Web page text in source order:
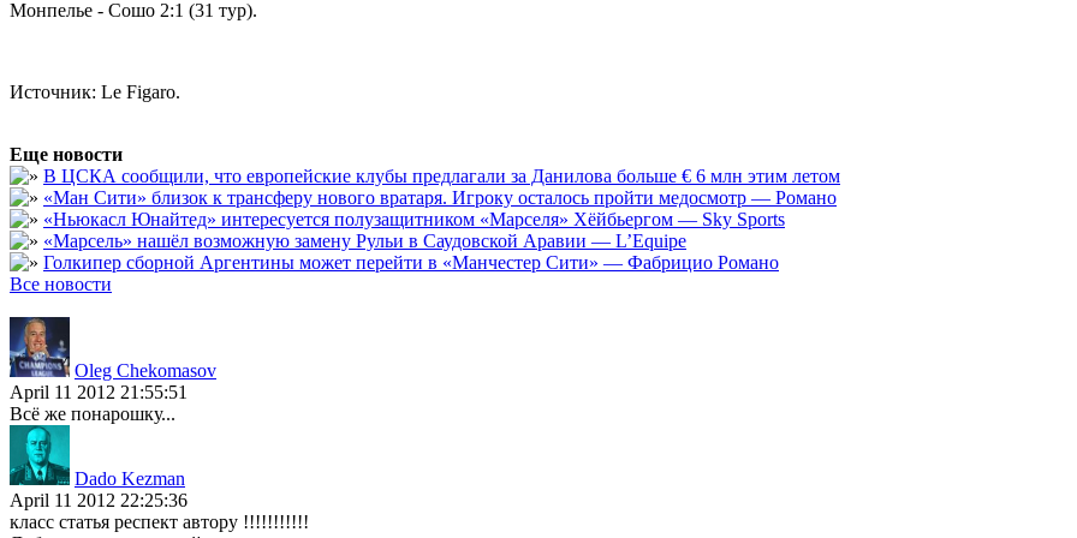
Монпелье - Сошо 2:1 (31 тур).
Источник: Le Figaro.
Еще новости
В ЦСКА сообщили, что европейские клубы предлагали за Данилова больше € 6 млн этим летом
«Ман Сити» близок к трансферу нового вратаря. Игроку осталось пройти медосмотр — Романо
«Ньюкасл Юнайтед» интересуется полузащитником «Марселя» Хёйбьергом — Sky Sports
«Марсель» нашёл возможную замену Рульи в Саудовской Аравии — L’Equipe
Голкипер сборной Аргентины может перейти в «Манчестер Сити» — Фабрицио Романо
Все новости
Oleg Chekomasov
April 11 2012 21:55:51
Всё же понарошку...
Dado Kezman
April 11 2012 22:25:36
класс статья респект автору !!!!!!!!!!!